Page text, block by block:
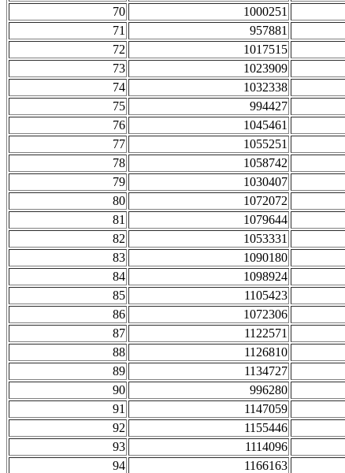
70
1000251
71
957881
72
1017515
73
1023909
74
1032338
75
994427
76
1045461
77
1055251
78
1058742
79
1030407
80
1072072
81
1079644
82
1053331
83
1090180
84
1098924
85
1105423
86
1072306
87
1122571
88
1126810
89
1134727
90
996280
91
1147059
92
1155446
93
1114096
94
1166163